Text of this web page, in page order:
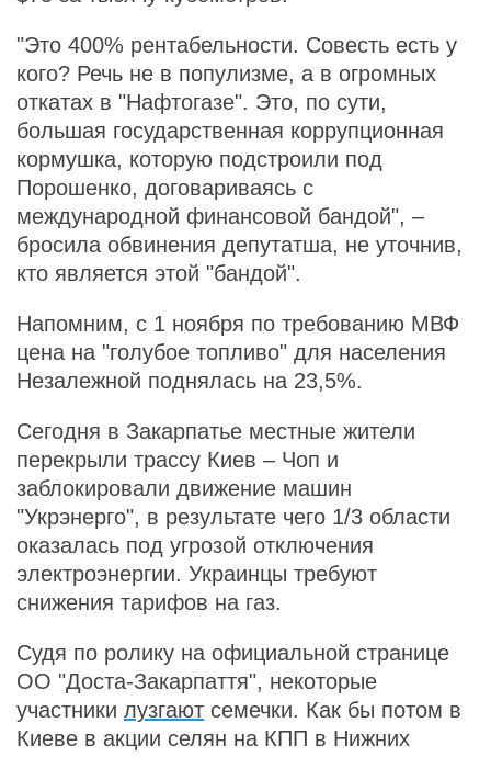
"Это 400% рентабельности. Совесть есть у
кого? Речь не в популизме, а в огромных
откатах в "Нафтогазе". Это, по сути,
большая государственная коррупционная
кормушка, которую подстроили под
Порошенко, договариваясь с
международной финансовой бандой", –
бросила обвинения депутатша, не уточнив,
кто является этой "бандой".
Напомним, с 1 ноября по требованию МВФ
цена на "голубое топливо" для населения
Незалежной поднялась на 23,5%.
Сегодня в Закарпатье местные жители
перекрыли трассу Киев – Чоп и
заблокировали движение машин
"Укрэнерго", в результате чего 1/3 области
оказалась под угрозой отключения
электроэнергии. Украинцы требуют
снижения тарифов на газ.
Судя по ролику на официальной странице
ОО "Доста-Закарпаття", некоторые
участники лузгают семечки. Как бы потом в
Киеве в акции селян на КПП в Нижних